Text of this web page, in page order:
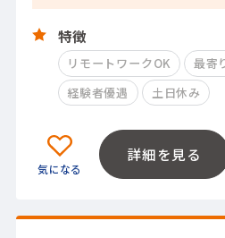
特徴
リモートワークOK
最寄
経験者優遇
土日休み
詳細を見る